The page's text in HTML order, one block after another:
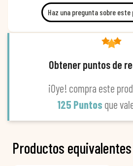
Haz una pregunta sobre
Obtener puntos de
¡Oye! compra este
125 Puntos que
Productos equivalentes